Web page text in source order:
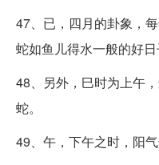
47、已，四月的卦象，
蛇如鱼儿得水一般的好日
48、另外，巳时为上午
蛇。
49、午，下午之时，阳